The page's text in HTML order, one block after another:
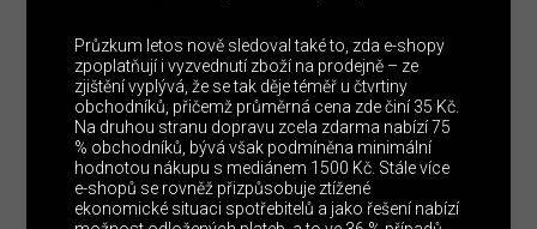
Průzkum letos nově sledoval také to, zda e-shopy
zpoplatňují i vyzvednutí zboží na prodejně – ze
zjištění vyplývá, že se tak děje téměř u čtvrtiny
obchodníků, přičemž průměrná cena zde činí 35 Kč.
Na druhou stranu dopravu zcela zdarma nabízí 75
% obchodníků, bývá však podmíněna minimální
hodnotou nákupu s mediánem 1500 Kč. Stále více
e-shopů se rovněž přizpůsobuje ztížené
ekonomické situaci spotřebitelů a jako řešení nabízí